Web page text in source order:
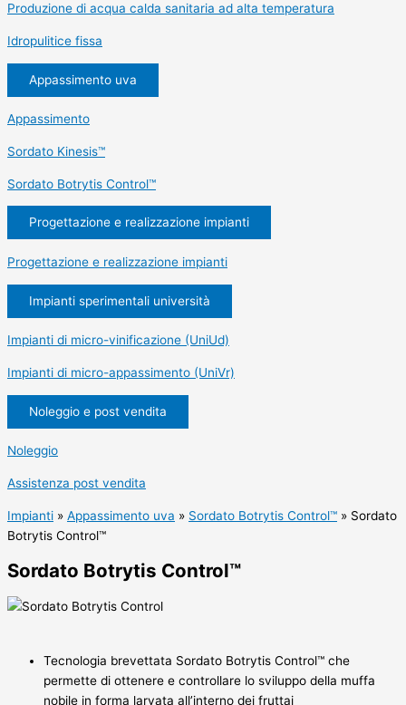
Produzione di acqua calda sanitaria ad alta temperatura
Idropulitice fissa
Appassimento uva
Appassimento
Sordato Kinesis™
Sordato Botrytis Control™
Progettazione e realizzazione impianti
Progettazione e realizzazione impianti
Impianti sperimentali università
Impianti di micro-vinificazione (UniUd)
Impianti di micro-appassimento (UniVr)
Noleggio e post vendita
Noleggio
Assistenza post vendita
Impianti » Appassimento uva » Sordato Botrytis Control™ » Sordato
Botrytis Control™
Sordato Botrytis Control™
Tecnologia brevettata Sordato Botrytis Control™ che
permette di ottenere e controllare lo sviluppo della muffa
nobile in forma larvata all’interno dei fruttai